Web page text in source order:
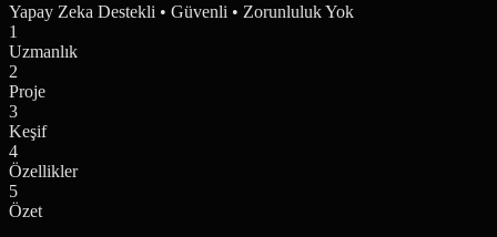
Yapay Zeka Destekli • Güvenli • Zorunluluk Yok
1
Uzmanlık
2
Proje
3
Keşif
4
Özellikler
5
Özet